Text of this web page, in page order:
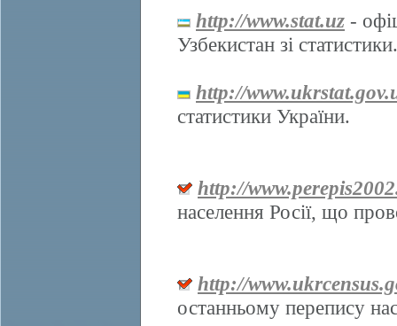
http://www.stat.uz -
Узбекистан зі статистики.
http://
статистики України.
http://
населення Росії, що
http://
останньому перепису